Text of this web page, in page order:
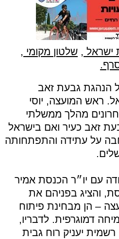
ישראל , שלטון מקומי ,
הנהגת גבעת זאב
ראש המועצה, יוסי
מהלך ממשלתי
זאב כעיר ואם בישראל
על עתידה והתפתחותה
עם יו״ר הכנסת אמיר
והציג בפניהם את
– הן מבחינת פיתוח
דמוגרפית. לדבריו,
יעניק רוח גבית